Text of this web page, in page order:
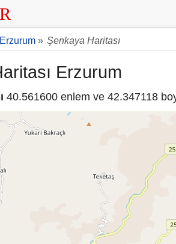
Erzurum » Şenkaya Haritası
Erzurum
40.561600 enlem ve 42.347118